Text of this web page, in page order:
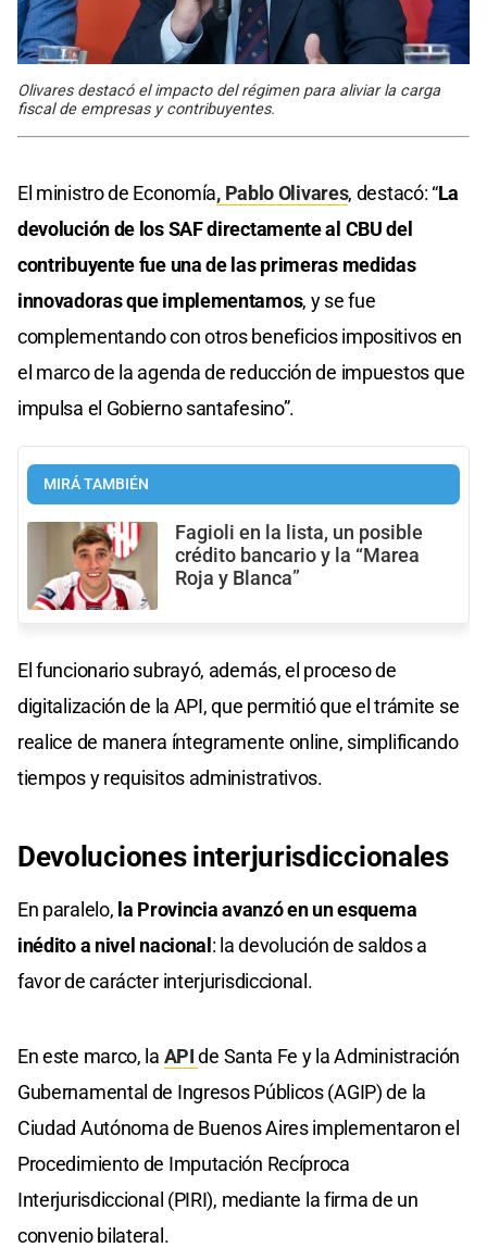
Olivares destacó el impacto del régimen para aliviar la carga
fiscal de empresas y contribuyentes.
El ministro de Economía, Pablo Olivares, destacó: “La
devolución de los SAF directamente al CBU del
contribuyente fue una de las primeras medidas
innovadoras que implementamos, y se fue
complementando con otros beneficios impositivos en
el marco de la agenda de reducción de impuestos que
impulsa el Gobierno santafesino”.
MIRÁ TAMBIÉN
Fagioli en la lista, un posible
crédito bancario y la “Marea
Roja y Blanca”
El funcionario subrayó, además, el proceso de
digitalización de la API, que permitió que el trámite se
realice de manera íntegramente online, simplificando
tiempos y requisitos administrativos.
Devoluciones interjurisdiccionales
En paralelo, la Provincia avanzó en un esquema
inédito a nivel nacional: la devolución de saldos a
favor de carácter interjurisdiccional.
En este marco, la APIde Santa Fe y la Administración
Gubernamental de Ingresos Públicos (AGIP) de la
Ciudad Autónoma de Buenos Aires implementaron el
Procedimiento de Imputación Recíproca
Interjurisdiccional (PIRI), mediante la firma de un
convenio bilateral.